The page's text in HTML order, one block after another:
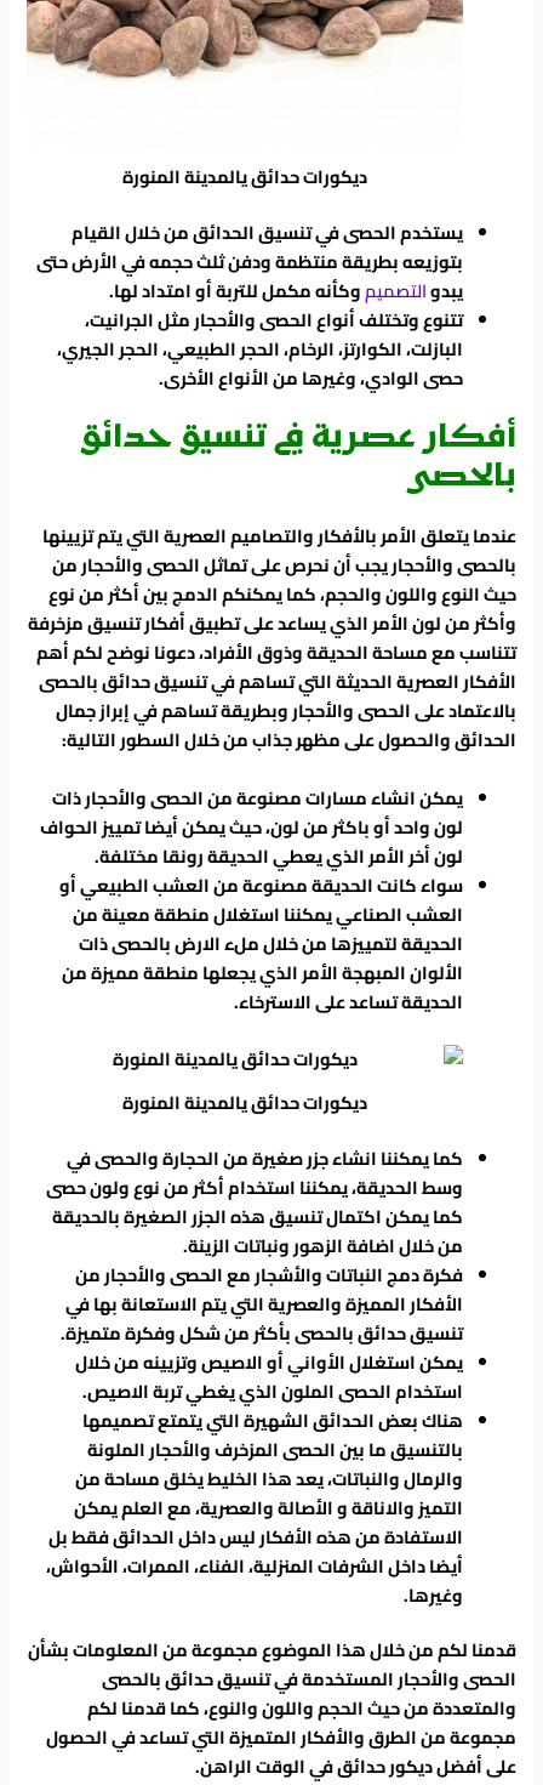
ديكورات حدائق يالمدينة المنورة
يستخدم الحصى في تنسيق الحدائق من خلال القيام
بتوزيعه بطريقة منتظمة ودفن ثلث حجمه في الأرض حتى
يبدوالتصميموكأنه مكمل للتربة أو امتداد لها.
تتنوع وتختلف أنواع الحصى والأحجار مثل الجرانيت،
البازلت، الكوارتز، الرخام، الحجر الطبيعي، الحجر الجيري،
حصى الوادي، وغيرها من الأنواع الأخرى.
أفكار عصرية في تنسيق حدائق
بالحصى
عندما يتعلق الأمر بالأفكار والتصاميم العصرية التي يتم تزيينها
بالحصى والأحجار يجب أن نحرص على تماثل الحصى والأحجار من
حيث النوع واللون والحجم، كما يمكنكم الدمج بين أكثر من نوع
وأكثر من لون الأمر الذي يساعد على تطبيق أفكار تنسيق مزخرفة
تتناسب مع مساحة الحديقة وذوق الأفراد، دعونا نوضح لكم أهم
الأفكار العصرية الحديثة التي تساهم في تنسيق حدائق بالحصى
بالاعتماد على الحصى والأحجار وبطريقة تساهم في إبراز جمال
الحدائق والحصول على مظهر جذاب من خلال السطور التالية:
يمكن انشاء مسارات مصنوعة من الحصى والأحجار ذات
لون واحد أو باكثر من لون، حيث يمكن أيضا تمييز الحواف
لون أخر الأمر الذي يعطي الحديقة رونقا مختلفة.
سواء كانت الحديقة مصنوعة من العشب الطبيعي أو
العشب الصناعي يمكننا استغلال منطقة معينة من
الحديقة لتمييزها من خلال ملء الارض بالحصى ذات
الألوان المبهجة الأمر الذي يجعلها منطقة مميزة من
الحديقة تساعد على الاسترخاء.
ديكورات حدائق يالمدينة المنورة
كما يمكننا انشاء جزر صغيرة من الحجارة والحصى في
وسط الحديقة، يمكننا استخدام أكثر من نوع ولون حصى
كما يمكن اكتمال تنسيق هذه الجزر الصغيرة بالحديقة
من خلال اضافة الزهور ونباتات الزينة.
فكرة دمج النباتات والأشجار مع الحصى والأحجار من
الأفكار المميزة والعصرية التي يتم الاستعانة بها في
تنسيق حدائق بالحصى بأكثر من شكل وفكرة متميزة.
يمكن استغلال الأواني أو الاصيص وتزيينه من خلال
استخدام الحصى الملون الذي يغطي تربة الاصيص.
هناك بعض الحدائق الشهيرة التي يتمتع تصميمها
بالتنسيق ما بين الحصى المزخرف والأحجار الملونة
والرمال والنباتات، يعد هذا الخليط يخلق مساحة من
التميز والاناقة و الأصالة والعصرية، مع العلم يمكن
الاستفادة من هذه الأفكار ليس داخل الحدائق فقط بل
أيضا داخل الشرفات المنزلية، الفناء، الممرات، الأحواش،
وغيرها.
قدمنا لكم من خلال هذا الموضوع مجموعة من المعلومات بشأن
الحصى والأحجار المستخدمة في تنسيق حدائق بالحصى
والمتعددة من حيث الحجم واللون والنوع، كما قدمنا لكم
مجموعة من الطرق والأفكار المتميزة التي تساعد في الحصول
على أفضل ديكور حدائق في الوقت الراهن.